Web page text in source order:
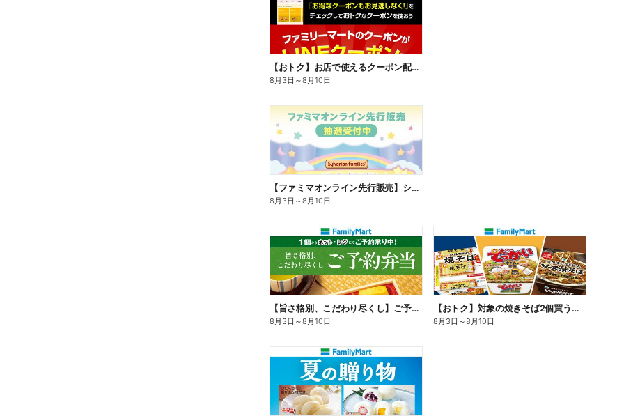
【おトク】お店で使えるクーポン配信中
8月3日 ～8月10日
【ファミマオンライン先行販売】シルバニアファミリー
8月3日 ～8月10日
【旨さ格別、こだわり尽くし】ご予約弁当
8月3日 ～8月10日
【おトク】対象の焼きそば2個買うと100円引き!
8月3日 ～8月10日